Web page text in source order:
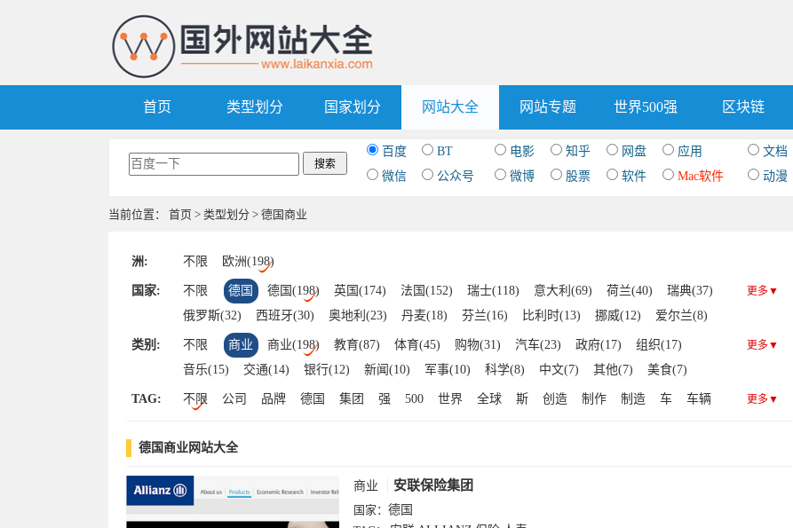
首页 类型划分 国家划分 网站大全 网站专题 世界500强 区块链
百度 BT 电影 知乎 网盘 应用 文档
微信
公众号 微博 股票 软件 Mac软件 动漫
当前位置： 首页 > 类型划分 > 德国商业
洲: 不限 欧洲(198)
国家: 不限 德国 德国(198) 英国(174) 法国(152) 瑞士(118) 意大利(69) 荷兰(40)
瑞典(37)
俄罗斯(32)
西班牙(30) 奥地利(23) 丹麦(18) 芬兰(16) 比利时(13) 挪威(12)
爱尔兰(8)
卢森堡(7)
波兰(5) 希腊(5) 葡萄牙(4) 土耳其(4) 匈牙利(3) 罗马尼亚(2)
乌克兰(2)
摩纳哥(1)
阿尔巴尼亚(1) 捷克(1) 爱沙尼亚(1)
更多▼
类别: 不限 商业 商业(198) 教育(87) 体育(45) 购物(31) 汽车(23) 政府(17)
组织(17)
音乐(15)
交通(14) 银行(12) 新闻(10) 军事(10) 科学(8) 中文(7) 其他(7)
美食(7)
旅游(6)
门户(6) 视频(4) 摄影(4) IT(4) 游戏(4) 杂志(4) 文化(4) 设计(3)
区块链(3)
更多▼
TAG: 不限 公司 品牌 德国 集团 强 500 世界 全球 斯 创造 制作 制造 车
车辆
种子
农产品
更多▼
德国商业网站大全
商业 安联保险集团
国家： 德国